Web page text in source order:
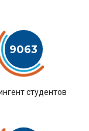
9063
студентов